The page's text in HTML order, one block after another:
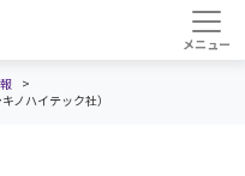
ノハイテック社）